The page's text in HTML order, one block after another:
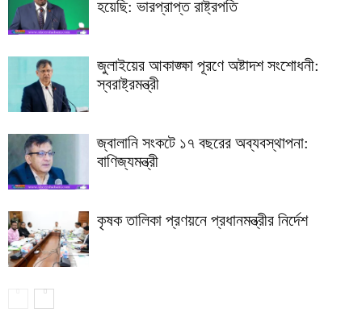
হয়েছি: ভারপ্রাপ্ত রাষ্ট্রপতি
জুলাইয়ের আকাঙ্ক্ষা পূরণে অষ্টাদশ সংশোধনী:
স্বরাষ্ট্রমন্ত্রী
জ্বালানি সংকটে ১৭ বছরের অব্যবস্থাপনা:
বাণিজ্যমন্ত্রী
কৃষক তালিকা প্রণয়নে প্রধানমন্ত্রীর নির্দেশ